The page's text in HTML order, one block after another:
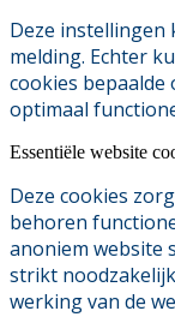
Deze instellingen
melding. Echter
cookies bepaalde
optimaal
Essentiële website
Deze cookies
behoren
anoniem website
strikt
werking van de